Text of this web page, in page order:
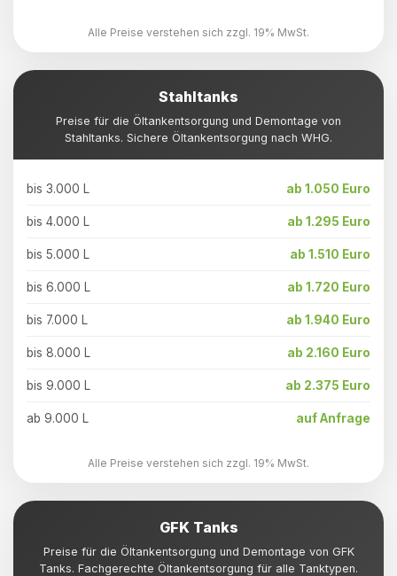
Alle Preise verstehen sich zzgl. 19% MwSt.
Stahltanks
Preise für die Öltankentsorgung und Demontage von
Stahltanks. Sichere Öltankentsorgung nach WHG.
bis 3.000 L ab 1.050 Euro
bis 4.000 L ab 1.295 Euro
bis 5.000 L ab 1.510 Euro
bis 6.000 L ab 1.720 Euro
bis 7.000 L ab 1.940 Euro
bis 8.000 L ab 2.160 Euro
bis 9.000 L ab 2.375 Euro
ab 9.000 L auf Anfrage
Alle Preise verstehen sich zzgl. 19% MwSt.
GFK Tanks
Preise für die Öltankentsorgung und Demontage von GFK
Tanks. Fachgerechte Öltankentsorgung für alle Tanktypen.